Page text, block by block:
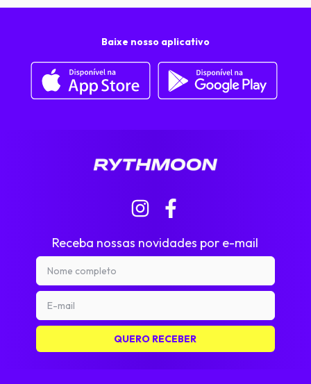
Baixe nosso aplicativo
Receba nossas novidades por e-mail